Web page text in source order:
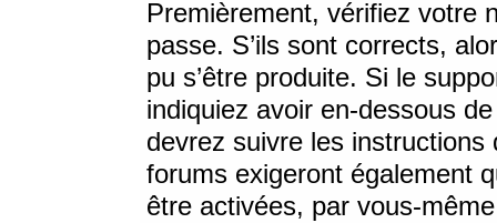
Premièrement, vérifiez votre
passe. S’ils sont corrects,
pu s’être produite. Si le
indiquiez avoir en-dessous
devrez suivre les
forums exigeront également
être activées, par vous-